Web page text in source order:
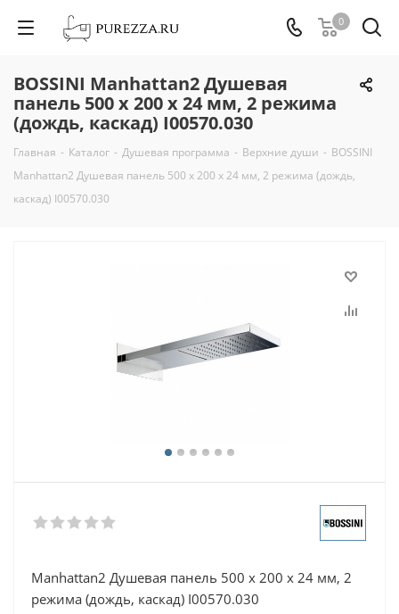
0
BOSSINI Manhattan2 Душевая
панель 500 x 200 x 24 мм, 2 режима
(дождь, каскад) I00570.030
Главная - Каталог - Душевая программа - Верхние души - BOSSINI
Manhattan2 Душевая панель 500 x 200 x 24 мм, 2 режима (дождь,
каскад) I00570.030
Manhattan2 Душевая панель 500 x 200 x 24 мм, 2
режима (дождь, каскад) I00570.030